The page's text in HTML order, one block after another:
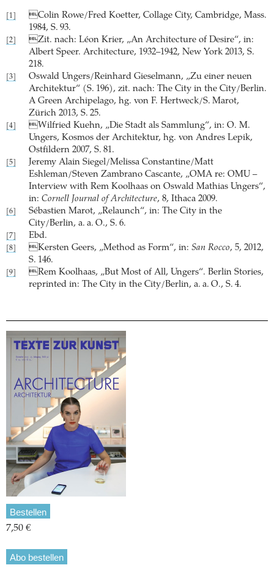
[1]
Colin Rowe/Fred Koetter, Collage City, Cambridge, Mass.
1984, S. 93.
[2]
Zit. nach: Léon Krier, „An Architecture of Desire“, in:
Albert Speer. Architecture, 1932–1942, New York 2013, S.
218.
[3]
Oswald Ungers/Reinhard Gieselmann, „Zu einer neuen
Architektur“ (S. 196), zit. nach: The City in the City/Berlin.
A Green Archipelago, hg. von F. Hertweck/S. Marot,
Zürich 2013, S. 25.
[4]
Wilfried Kuehn, „Die Stadt als Sammlung“, in: O. M.
Ungers, Kosmos der Architektur, hg. von Andres Lepik,
Ostfildern 2007, S. 81.
[5]
Jeremy Alain Siegel/Melissa Constantine/Matt
Eshleman/Steven Zambrano Cascante, „OMA re: OMU –
Interview with Rem Koolhaas on Oswald Mathias Ungers“,
in: Cornell Journal of Architecture, 8, Ithaca 2009.
[6]
Sébastien Marot, „Relaunch“, in: The City in the
City/Berlin, a. a. O., S. 6.
[7] Ebd.
[8] Kersten Geers, „Method as Form“, in: San Rocco, 5, 2012,
S. 146.
[9]
Rem Koolhaas, „But Most of All, Ungers“. Berlin Stories,
reprinted in: The City in the City/Berlin, a. a. O., S. 4.
Bestellen
7,50 €
Abo bestellen